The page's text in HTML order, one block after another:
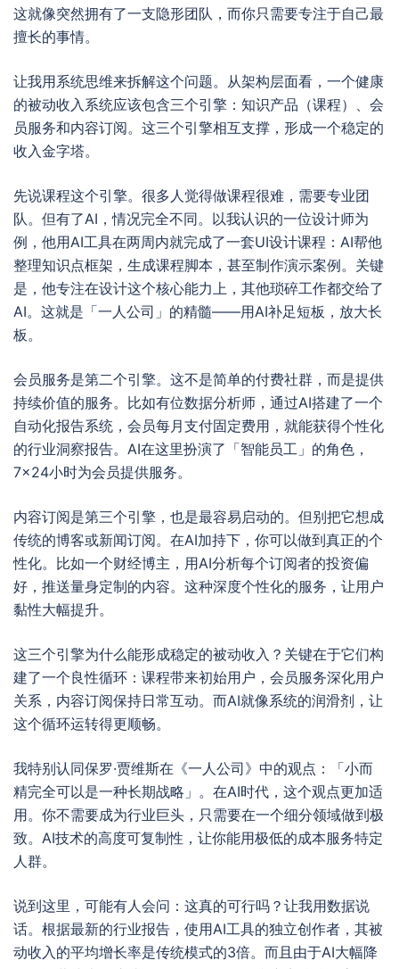
这就像突然拥有了一支隐形团队，而你只需要专注于自己最
擅长的事情。
让我用系统思维来拆解这个问题。从架构层面看，一个健康
的被动收入系统应该包含三个引擎：知识产品（课程）、会
员服务和内容订阅。这三个引擎相互支撑，形成一个稳定的
收入金字塔。
先说课程这个引擎。很多人觉得做课程很难，需要专业团
队。但有了AI，情况完全不同。以我认识的一位设计师为
例，他用AI工具在两周内就完成了一套UI设计课程：AI帮他
整理知识点框架，生成课程脚本，甚至制作演示案例。关键
是，他专注在设计这个核心能力上，其他琐碎工作都交给了
AI。这就是「一人公司」的精髓——用AI补足短板，放大长
板。
会员服务是第二个引擎。这不是简单的付费社群，而是提供
持续价值的服务。比如有位数据分析师，通过AI搭建了一个
自动化报告系统，会员每月支付固定费用，就能获得个性化
的行业洞察报告。AI在这里扮演了「智能员工」的角色，
7×24小时为会员提供服务。
内容订阅是第三个引擎，也是最容易启动的。但别把它想成
传统的博客或新闻订阅。在AI加持下，你可以做到真正的个
性化。比如一个财经博主，用AI分析每个订阅者的投资偏
好，推送量身定制的内容。这种深度个性化的服务，让用户
黏性大幅提升。
这三个引擎为什么能形成稳定的被动收入？关键在于它们构
建了一个良性循环：课程带来初始用户，会员服务深化用户
关系，内容订阅保持日常互动。而AI就像系统的润滑剂，让
这个循环运转得更顺畅。
我特别认同保罗·贾维斯在《一人公司》中的观点：「小而
精完全可以是一种长期战略」。在AI时代，这个观点更加适
用。你不需要成为行业巨头，只需要在一个细分领域做到极
致。AI技术的高度可复制性，让你能用极低的成本服务特定
人群。
说到这里，可能有人会问：这真的可行吗？让我用数据说
话。根据最新的行业报告，使用AI工具的独立创作者，其被
动收入的平均增长率是传统模式的3倍。而且由于AI大幅降